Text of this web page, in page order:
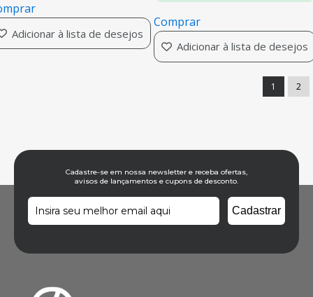
Adicionar à lista de desejos
Comprar
Adicionar à lista de desejos
1 2
Cadastre-se em nossa newsletter e receba ofertas,
avisos de lançamentos e cupons de desconto.